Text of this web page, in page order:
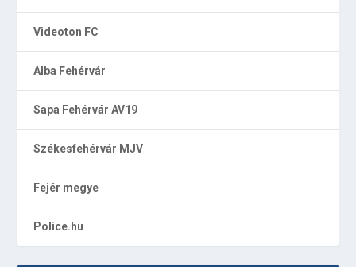
Videoton FC
Alba Fehérvár
Sapa Fehérvár AV19
Székesfehérvár MJV
Fejér megye
Police.hu